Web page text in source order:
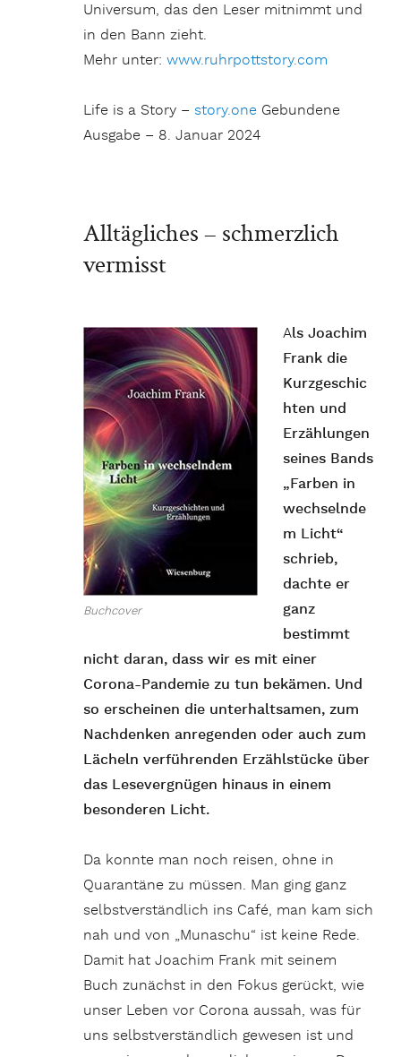
Universum, das den Leser mitnimmt und
in den Bann zieht.
Mehr unter:www.ruhrpottstory.com
Life is a Story – story.one Gebundene
Ausgabe – 8. Januar 2024
Alltägliches – schmerzlich
vermisst
Buchcover
Als Joachim
Frank die
Kurzgeschic
hten und
Erzählungen
seines Bands
„Farben in
wechselnde
m Licht“
schrieb,
dachte er
ganz
bestimmt
nicht daran, dass wir es mit einer
Corona-Pandemie zu tun bekämen. Und
so erscheinen die unterhaltsamen, zum
Nachdenken anregenden oder auch zum
Lächeln verführenden Erzählstücke über
das Lesevergnügen hinaus in einem
besonderen Licht.
Da konnte man noch reisen, ohne in
Quarantäne zu müssen. Man ging ganz
selbstverständlich ins Café, man kam sich
nah und von „Munaschu“ ist keine Rede.
Damit hat Joachim Frank mit seinem
Buch zunächst in den Fokus gerückt, wie
unser Leben vor Corona aussah, was für
uns selbstverständlich gewesen ist und